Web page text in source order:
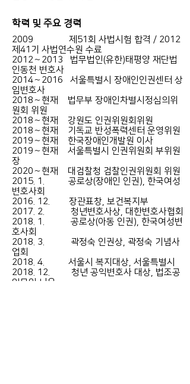
학력 및 주요 경력
2009 제51회 사법시험 합격 / 2012
제41기 사법연수원 수료
2012∼2013 법무법인(유한)태평양 재단법
인동천 변호사
2014∼2016 서울특별시 장애인인권센터 상
임변호사
2018∼현재 법무부 장애인차별시정심의위
원회 위원
2018∼현재 강원도 인권위원회위원
2018∼현재 기독교 반성폭력센터 운영위원
2019∼현재 한국장애인개발원 이사
2019∼현재 서울특별시 인권위원회 부위원
장
2020∼현재 대검찰청 검찰인권위원회 위원
2015. 1. 공로상(장애인 인권), 한국여성
변호사회
2016. 12. 장관표창, 보건복지부
2017. 2. 청년변호사상, 대한변호사협회
2018. 1. 공로상(아동 인권), 한국여성변
호사회
2018. 3. 곽정숙 인권상, 곽정숙 기념사
업회
2018. 4. 서울시 복지대상, 서울특별시
2018. 12. 청년 공익변호사 대상, 법조공
익모임 나우